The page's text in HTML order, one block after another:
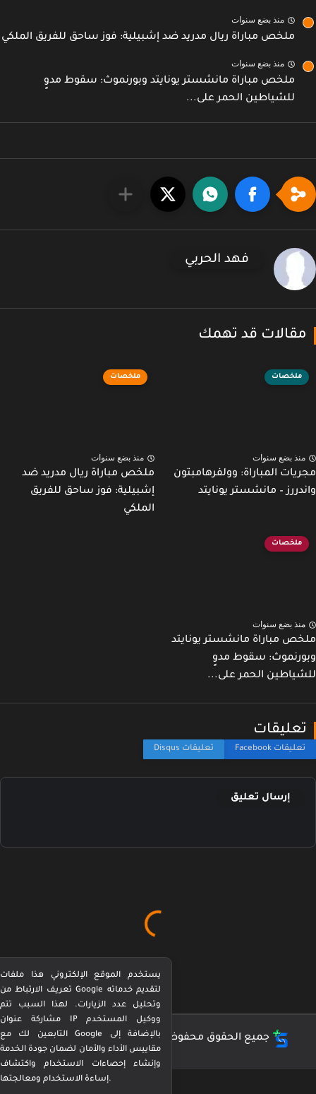
منذ بضع سنوات
ملخص مباراة ريال مدريد ضد إشبيلية: فوز ساحق للفريق الملكي
منذ بضع سنوات
ملخص مباراة مانشستر يونايتد وبورنموث: سقوط مدوٍ
للشياطين الحمر على...
فهد الحربي
قد تهمك
ملخصات
بضع سنوات
المباراة: وولفرهامبتون
– مانشستر يونايتد
ملخصات
منذ بضع سنوات
ملخص مباراة ريال مدريد ضد
إشبيلية: فوز ساحق للفريق
الملكي
ملخصات
بضع سنوات
مباراة مانشستر يونايتد
سقوط مدوٍ
الحمر على...
إرسال تعليق
جميع الحقوق محفوظة © كورة بيرفكت Perfect Kora
يستخدم الموقع الإلكتروني هذا ملفات
تعريف الارتباط من Google لتقديم خدماته
وتحليل عدد الزيارات. لهذا السبب تتم
مشاركة عنوان IP ووكيل المستخدم
التابعين لك مع Google بالإضافة إلى
مقاييس الأداء والأمان لضمان جودة الخدمة
وإنشاء إحصاءات الاستخدام واكتشاف